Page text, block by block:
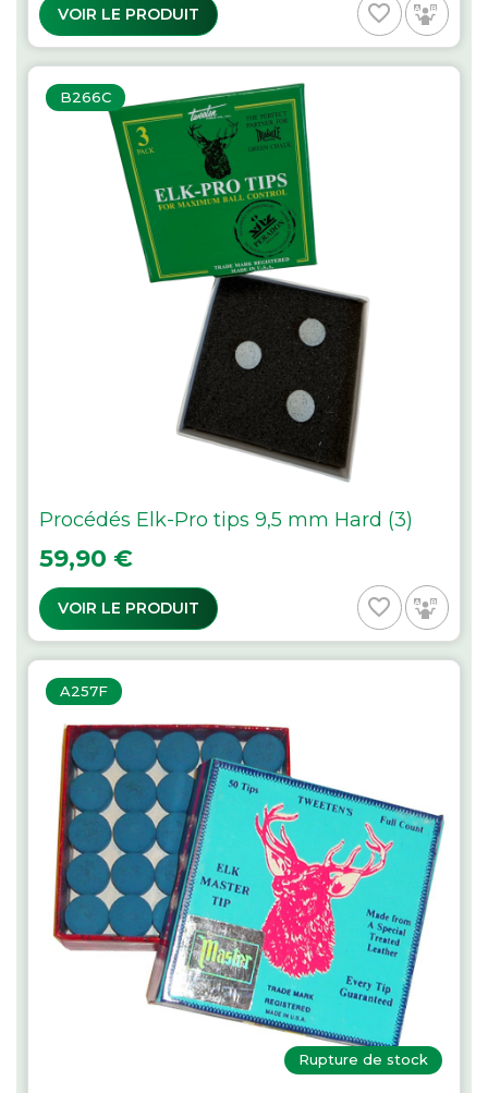
VOIR LE PRODUIT favorite_border
B266C
Procédés Elk-Pro tips 9,5 mm Hard (3)
Prix
59,90 €
VOIR LE PRODUIT favorite_border
A257F
Rupture de stock